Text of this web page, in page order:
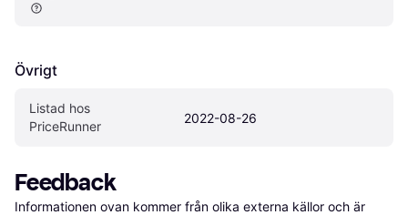
Övrigt
Listad hos
PriceRunner
2022-08-26
Feedback
Informationen ovan kommer från olika externa källor och är